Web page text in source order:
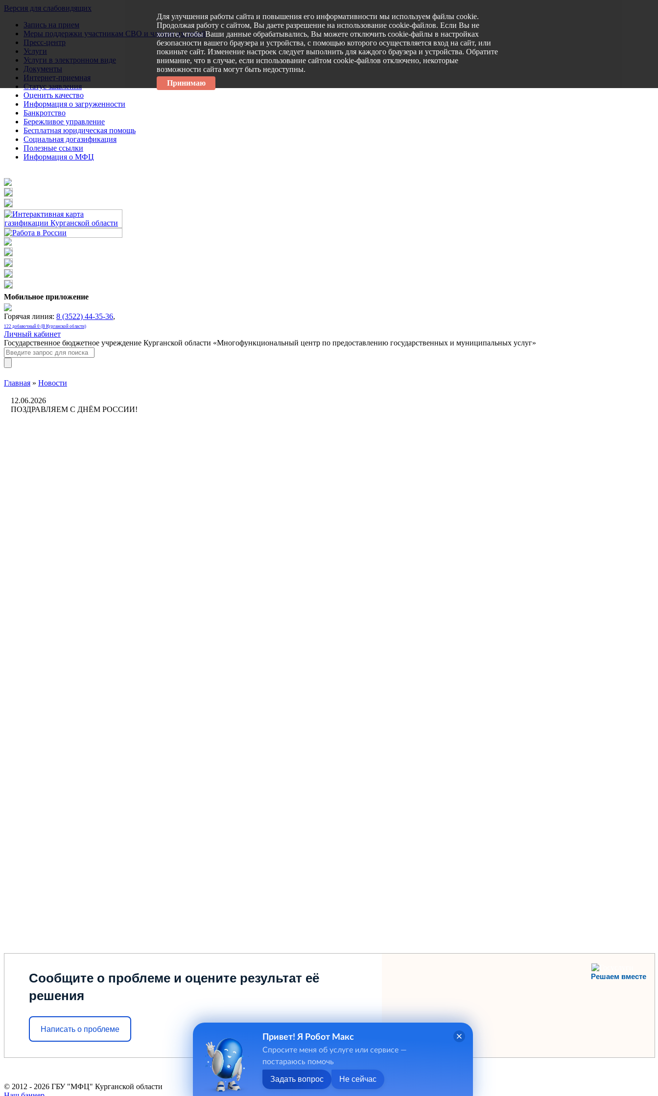
Версия для слабовидящих
Запись на прием
Меры поддержки участникам СВО и членам их семей
Пресс-центр
Услуги
Услуги в электронном виде
Документы
Интернет-приемная
Статус заявления
Оценить качество
Информация о загруженности
Банкротство
Бережливое управление
Бесплатная юридическая помощь
Социальная догазификация
Полезные ссылки
Информация о МФЦ
Мобильное приложение
Горячая линия: 8 (3522) 44-35-36,
122 добавочный 0 (В Курганской области)
Личный кабинет
Государственное бюджетное учреждение Курганской области «Многофункциональный центр по предоставлению государственных и муниципальных услуг»
Главная » Новости
12.06.2026
ПОЗДРАВЛЯЕМ С ДНЁМ РОССИИ!
Решаем вместе
Сообщите о проблеме и оцените результат её
решения
Написать о проблеме
© 2012 - 2026 ГБУ "МФЦ" Курганской области
Для улучшения работы сайта и повышения его информативности мы используем файлы cookie.
Продолжая работу с сайтом, Вы даете разрешение на использование cookie-файлов. Если Вы не
хотите, чтобы Ваши данные обрабатывались, Вы можете отключить cookie-файлы в настройках
безопасности вашего браузера и устройства, с помощью которого осуществляется вход на сайт, или
покиньте сайт. Изменение настроек следует выполнить для каждого браузера и устройства. Обратите
внимание, что в случае, если использование сайтом cookie-файлов отключено, некоторые
возможности сайта могут быть недоступны.
Принимаю
Привет! Я Робот Макс
Спросите меня об услуге или сервисе —
постараюсь помочь
Задать вопрос Не сейчас